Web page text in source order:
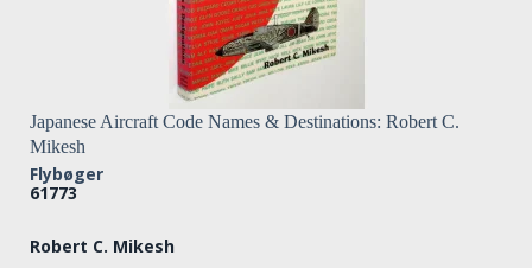
Japanese Aircraft Code Names & Destinations: Robert C.
Mikesh
Flybøger
61773
Robert C. Mikesh